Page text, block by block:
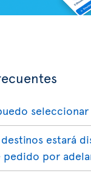
destinos estará
por